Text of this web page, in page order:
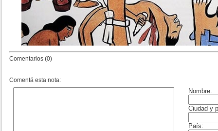
Comentarios (0)
Comentá esta nota: